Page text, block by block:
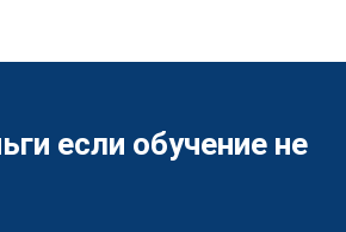
если обучение не